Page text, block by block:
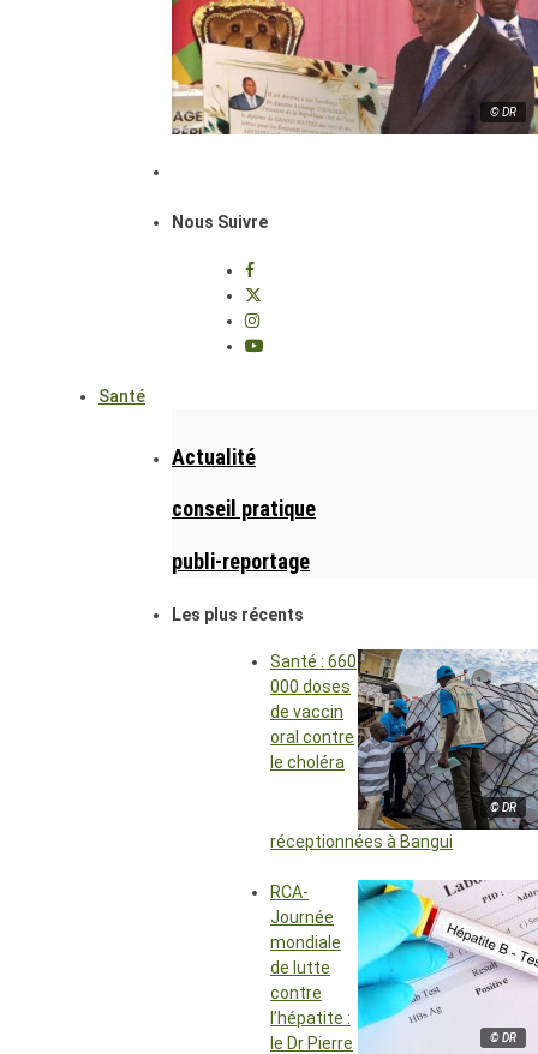
© DR
Nous Suivre
Santé
Actualité
conseil pratique
publi-reportage
Les plus récents
© DR
Santé : 660
000 doses
de vaccin
oral contre
le choléra
réceptionnées à Bangui
© DR
RCA-
Journée
mondiale
de lutte
contre
l’hépatite :
le Dr Pierre